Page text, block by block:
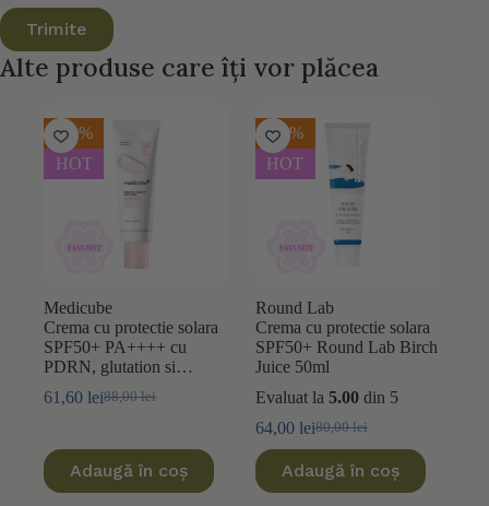
Trimite
Alte produse care îți vor plăcea
-30%
HOT
Medicube
Crema cu protectie solara
SPF50+ PA++++ cu
PDRN, glutation si
Pink Tone Up 50ml
88,00lei
Prețul
fost:
88,00 lei.
61,60 leiPrețul
61,60 lei.
Adaugă în coș
-20%
HOT
Round Lab
Crema cu protectie solara
SPF50+ Round Lab Birch
Juice 50ml
Evaluat la 5.00din 5
80,00lei
Prețul
inițial
a
fost:
64,00 leiPrețul
curent
este:
64,00 lei.
Adaugă în coș